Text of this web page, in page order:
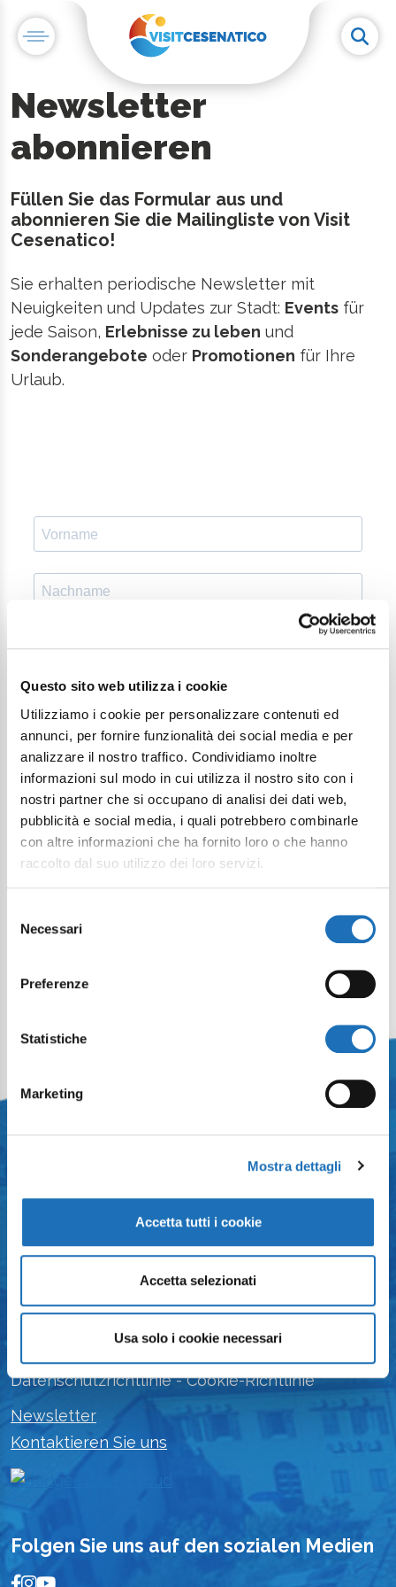
Questo sito web utilizza i cookie
Utilizziamo i cookie per personalizzare contenuti ed
annunci, per fornire funzionalità dei social media e per
analizzare il nostro traffico. Condividiamo inoltre
informazioni sul modo in cui utilizza il nostro sito con i
nostri partner che si occupano di analisi dei dati web,
pubblicità e social media, i quali potrebbero combinarle
con altre informazioni che ha fornito loro o che hanno
raccolto dal suo utilizzo dei loro servizi.
delNecessari
Preferenze
Statistiche
Marketing
Mostra dettagli
Accetta tutti i cookie
Accetta selezionati
Usa solo i cookie necessari
Newsletter
abonnieren
Füllen Sie das Formular aus und
abonnieren Sie die Mailingliste von Visit
Cesenatico!
Sie erhalten periodische Newsletter mit
Neuigkeiten und Updates zur Stadt: Events für
jede Saison, Erlebnisse zu leben und
Sonderangebote oder Promotionen für Ihre
Urlaub.
Ich möchte auch Informationen erhalten von:
Casa Moretti
Galleria d’arte Leonardo Da Vinci
Museo della Marineria
Ich akzeptiere die in der Datenschutzerklärung
angegebenen allgemeinen Bedingungen und den
Erhalt von Newslettern
Tel: 0547 79435
E-mail: iat@comune.cesenatico.fc.it
Datenschutzrichtlinie-Cookie-Richtlinie
Newsletter
Kontaktieren Sie uns
Folgen Sie uns auf den sozialen Medien